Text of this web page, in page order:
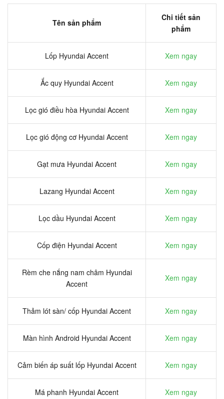
Tên sản phẩm
Chi tiết sản
phẩm
Lốp Hyundai Accent Xem ngay
Ắc quy Hyundai Accent Xem ngay
Lọc gió điều hòa Hyundai Accent Xem ngay
Lọc gió động cơ Hyundai Accent Xem ngay
Gạt mưa Hyundai Accent Xem ngay
Lazang Hyundai Accent Xem ngay
Lọc dầu Hyundai Accent Xem ngay
Cốp điện Hyundai Accent Xem ngay
Rèm che nắng nam châm Hyundai
Accent
Xem ngay
Thảm lót sàn/ cốp Hyundai Accent Xem ngay
Màn hình Android Hyundai Accent Xem ngay
Cảm biến áp suất lốp Hyundai Accent Xem ngay
Má phanh Hyundai Accent Xem ngay